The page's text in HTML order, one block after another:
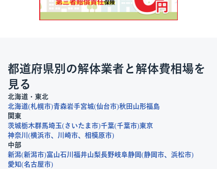
都道府県別の解体業者と解体費相場を
見る
北海道・東北
北海道 札幌市 青森岩手宮城 仙台市 秋田 山形福島
関東
茨城栃木群馬埼玉 さいたま市 千葉 千葉市 東京
神奈川
横浜市 川崎市
相模原市
中部
新潟 新潟市 富山石川 福井山梨長野岐阜静岡 静岡市
浜松市
愛知 名古屋市